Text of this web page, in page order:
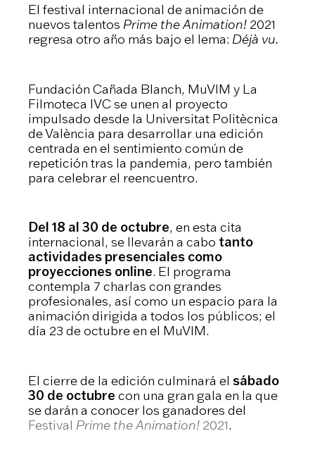
El festival internacional de animación de
nuevos talentos Prime the Animation! 2021
regresa otro año más bajo el lema: Déjà vu.
Fundación Cañada Blanch, MuVIM y La
Filmoteca IVC se unen al proyecto
impulsado desde la Universitat Politècnica
de València para desarrollar una edición
centrada en el sentimiento común de
repetición tras la pandemia, pero también
para celebrar el reencuentro.
Del 18 al 30 de octubre, en esta cita
internacional, se llevarán a cabo tanto
actividades presenciales como
proyecciones online. El programa
contempla 7 charlas con grandes
profesionales, así como un espacio para la
animación dirigida a todos los públicos; el
día 23 de octubre en el MuVIM.
El cierre de la edición culminará el sábado
30 de octubre con una gran gala en la que
se darán a conocer los ganadores del
Festival Prime the Animation! 2021.